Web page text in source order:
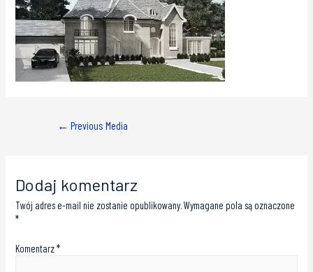
← Previous Media
Dodaj komentarz
Twój adres e-mail nie zostanie opublikowany.Wymagane pola są oznaczone
*
Komentarz*